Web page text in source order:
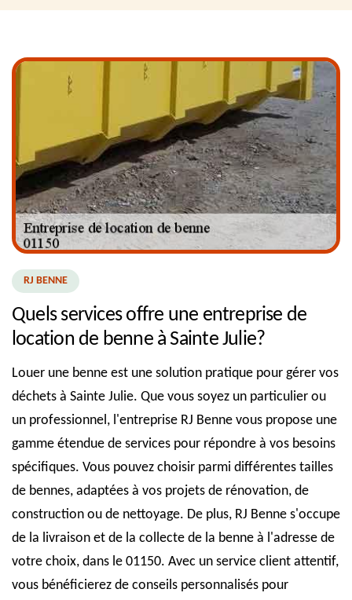
RJ BENNE
Quels services offre une entreprise de
location de benne à Sainte Julie?
Louer une benne est une solution pratique pour gérer vos
déchets à Sainte Julie. Que vous soyez un particulier ou
un professionnel, l'entreprise RJ Benne vous propose une
gamme étendue de services pour répondre à vos besoins
spécifiques. Vous pouvez choisir parmi différentes tailles
de bennes, adaptées à vos projets de rénovation, de
construction ou de nettoyage. De plus, RJ Benne s'occupe
de la livraison et de la collecte de la benne à l'adresse de
votre choix, dans le 01150. Avec un service client attentif,
vous bénéficierez de conseils personnalisés pour